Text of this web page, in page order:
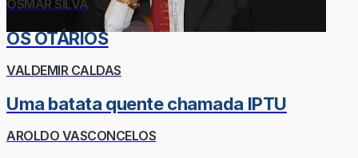
OSMAR SILVA
OS OTÁRIOS
VALDEMIR CALDAS
Uma batata quente chamada IPTU
AROLDO VASCONCELOS